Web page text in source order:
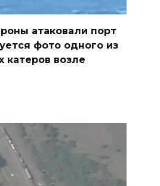
атаковали порт
фото одного из
катеров возле